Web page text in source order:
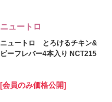
ニュートロ
ニュートロ とろけるチキン&
ビーフレバー4本入り NCT215
[会員のみ価格公開]